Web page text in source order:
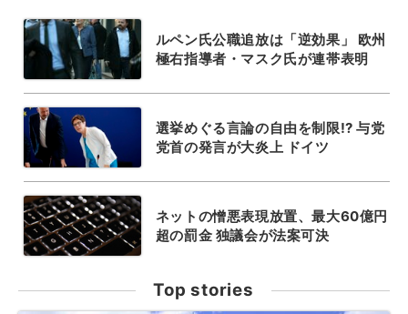
ルペン氏公職追放は「逆効果」 欧州
極右指導者・マスク氏が連帯表明
選挙めぐる言論の自由を制限!? 与党
党首の発言が大炎上 ドイツ
ネットの憎悪表現放置、最大60億円
超の罰金 独議会が法案可決
Top stories